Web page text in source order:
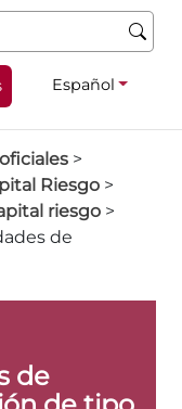
Español
>
Riesgo >
riesgo >
de
de